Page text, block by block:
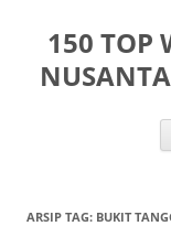
150 TOP
ARSIP TAG: BUKIT